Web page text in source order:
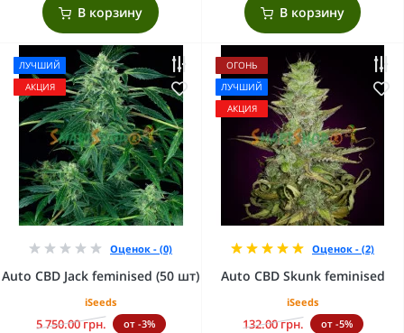
В корзину В корзину
ЛУЧШИЙ
АКЦИЯ
Оценок - (0)
Auto CBD Jack feminised (50 шт)
iSeeds
5 750.00 грн. от -3%
ОГОНЬ
ЛУЧШИЙ
АКЦИЯ
Оценок - (2)
Auto CBD Skunk feminised
iSeeds
132.00 грн. от -5%